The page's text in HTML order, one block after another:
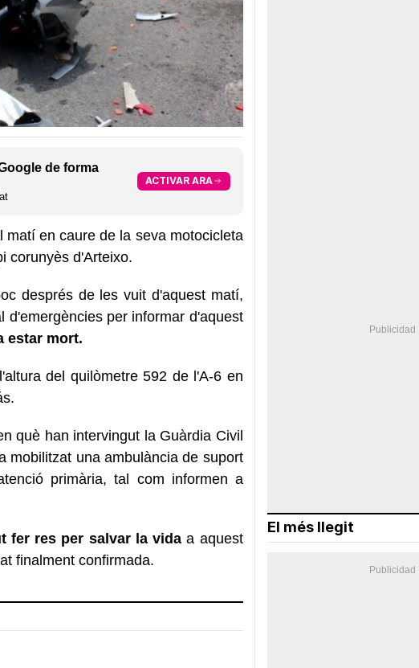
de forma
ACTIVAR ARA
en caure de la seva motocicleta
corunyès d'Arteixo.
després de les vuit d'aquest matí,
d'emergències per informar d'aquest
estar mort.
del quilòmetre 592 de l'A-6 en
què han intervingut la Guàrdia Civil
mobilitzat una ambulància de suport
primària, tal com informen a
fer res per salvar la vida a aquest
finalment confirmada.
El més llegit